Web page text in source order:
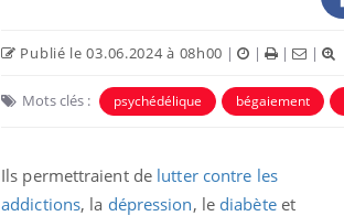
Publié le 03.06.2024 à 08h00 | | | |
Mots clés : psychédélique bégaiement
Ils permettraient de lutter contre les
addictions, la dépression, le diabèteet